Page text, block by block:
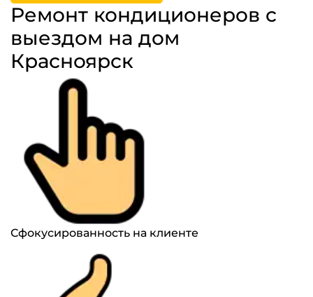
Ремонт кондиционеров с
выездом на дом
Красноярск
Сфокусированность на клиенте